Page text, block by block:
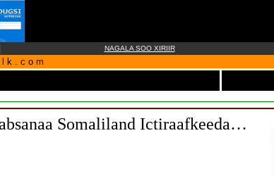
NAGALA SOO XIRIIR
l k . c o m
Somaliland Ictiraafkeeda…